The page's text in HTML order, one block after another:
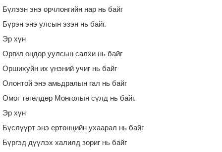
Бүлээн энэ орчлонгийн нар нь байг
Бүрэн энэ улсын эзэн нь байг.
Эр хүн
Оргил өндөр уулсын салхи нь байг
Оршихуйн их үнэний учиг нь байг
Олонтой энэ амьдралын гал нь байг
Омог төгөлдөр Монголын сүлд нь байг.
Эр хүн
Бүслүүрт энэ ертөнцийн ухаарал нь байг
Бүргэд дүүлэх халилд зориг нь байг